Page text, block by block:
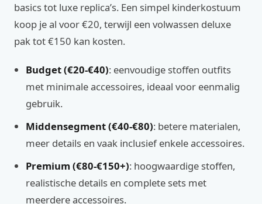
basics tot luxe replica’s. Een simpel kinderkostuum
koop je al voor €20, terwijl een volwassen deluxe
pak tot €150 kan kosten.
Budget (€20-€40): eenvoudige stoffen outfits
met minimale accessoires, ideaal voor eenmalig
gebruik.
Middensegment (€40-€80): betere materialen,
meer details en vaak inclusief enkele accessoires.
Premium (€80-€150+): hoogwaardige stoffen,
realistische details en complete sets met
meerdere accessoires.